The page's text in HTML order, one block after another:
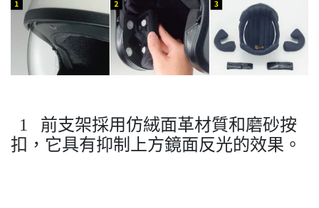
1 前支架採用仿絨面革材質和磨砂按
扣，它具有抑制上方鏡面反光的效果。